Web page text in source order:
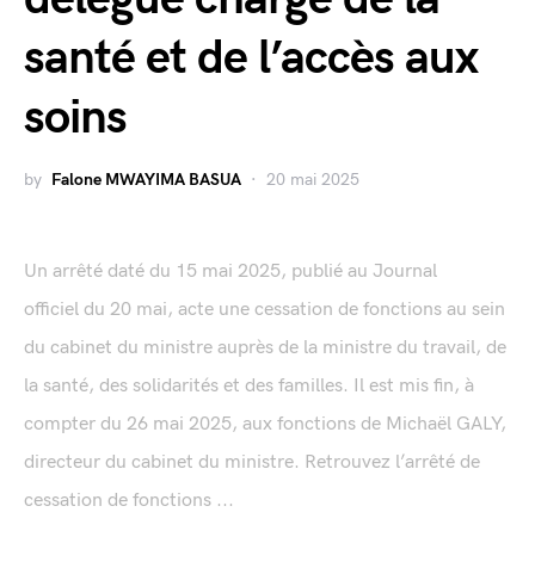
santé et de l’accès aux
soins
by Falone MWAYIMA BASUA 20 mai 2025
Un arrêté daté du 15 mai 2025, publié au Journal
officiel du 20 mai, acte une cessation de fonctions au sein
du cabinet du ministre auprès de la ministre du travail, de
la santé, des solidarités et des familles. Il est mis fin, à
compter du 26 mai 2025, aux fonctions de Michaël GALY,
directeur du cabinet du ministre. Retrouvez l’arrêté de
cessation de fonctions ...